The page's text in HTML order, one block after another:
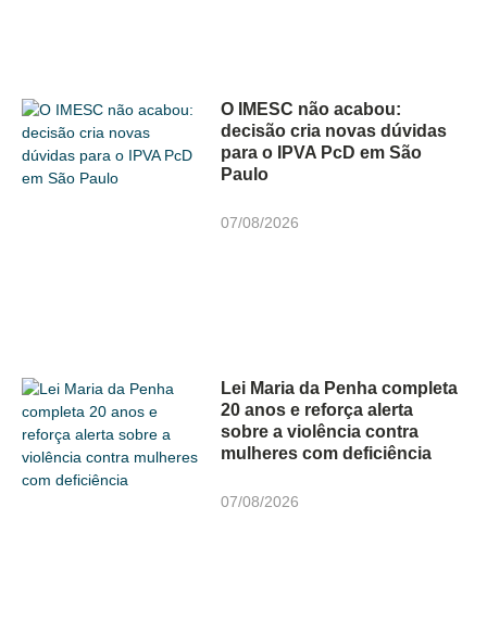
O IMESC não acabou:
decisão cria novas dúvidas
para o IPVA PcD em São
Paulo
07/08/2026
Lei Maria da Penha completa
20 anos e reforça alerta
sobre a violência contra
mulheres com deficiência
07/08/2026